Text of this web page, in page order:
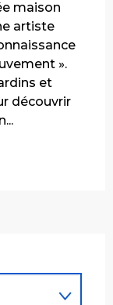
maison
artiste
».
et
découvrir